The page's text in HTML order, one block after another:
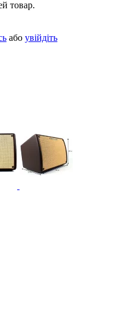
товар.
або увійдіть